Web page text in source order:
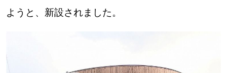
ようと、新設されました。